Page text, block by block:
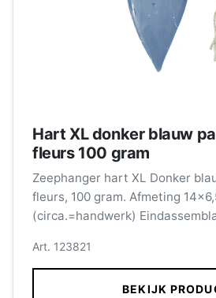
Hart XL donker blauw
fleurs 100 gram
Zeephanger hart XL Donker blauw,
fleurs, 100 gram. Afmeting
(circa.=handwerk) Eindassemblage zeephangers
afstand tot de arbeidsmarkt.
Art. 123821
BEKIJK